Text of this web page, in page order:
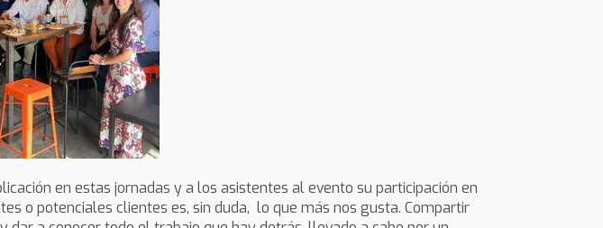
en estas jornadas y a los asistentes al evento su participación en
o potenciales clientes es, sin duda, lo que más nos gusta. Compartir